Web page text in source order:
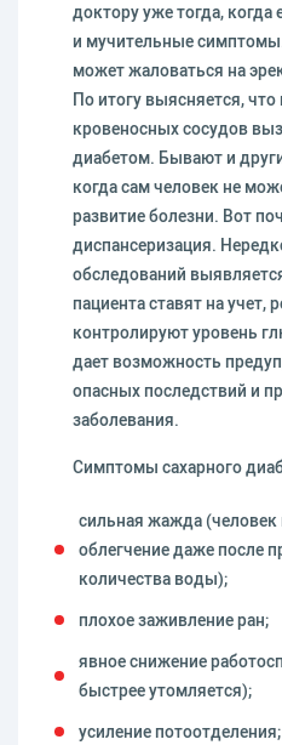
доктору уже тогда,
и мучительные
может жаловаться на
По итогу выясняется,
кровеносных сосудов
диабетом. Бывают и
когда сам человек не
развитие болезни. Вот
диспансеризация.
обследований
пациента ставят на учет,
контролируют уровень
дает возможность
опасных последствий и
заболевания.
Симптомы сахарного
сильная жажда
облегчение даже после
количества воды);
плохое заживление ран;
явное снижение
быстрее утомляется);
усиление потоотделения;